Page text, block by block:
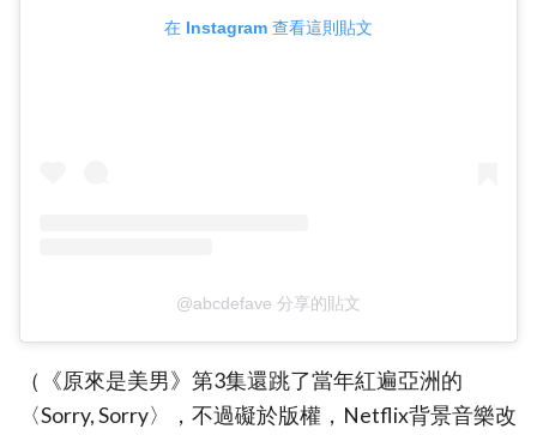
在 Instagram 查看這則貼文
@abcdefave 分享的貼文
（《原來是美男》第3集還跳了當年紅遍亞洲的
〈Sorry, Sorry〉，不過礙於版權，Netflix背景音樂改